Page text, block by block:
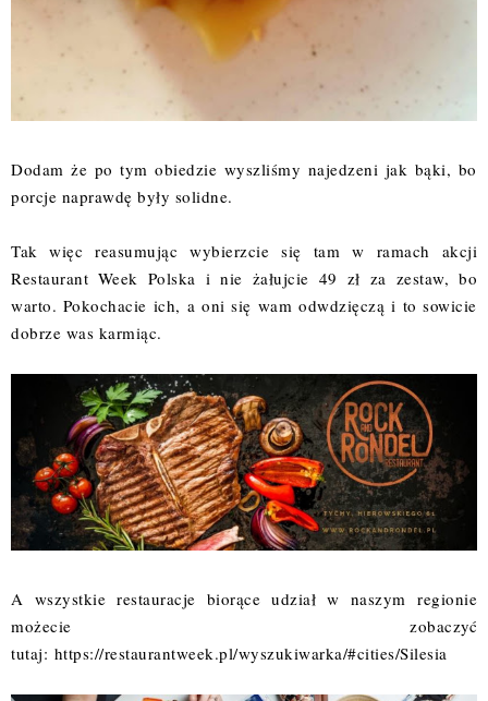
Dodam że po tym obiedzie wyszliśmy najedzeni jak bąki, bo
porcje naprawdę były solidne.
Tak więc reasumując wybierzcie się tam w ramach akcji
Restaurant Week Polska i nie żałujcie 49 zł za zestaw, bo
warto. Pokochacie ich, a oni się wam odwdzięczą i to sowicie
dobrze was karmiąc.
A wszystkie restauracje biorące udział w naszym regionie
możecie zobaczyć
tutaj: https://restaurantweek.pl/wyszukiwarka/#cities/Silesia